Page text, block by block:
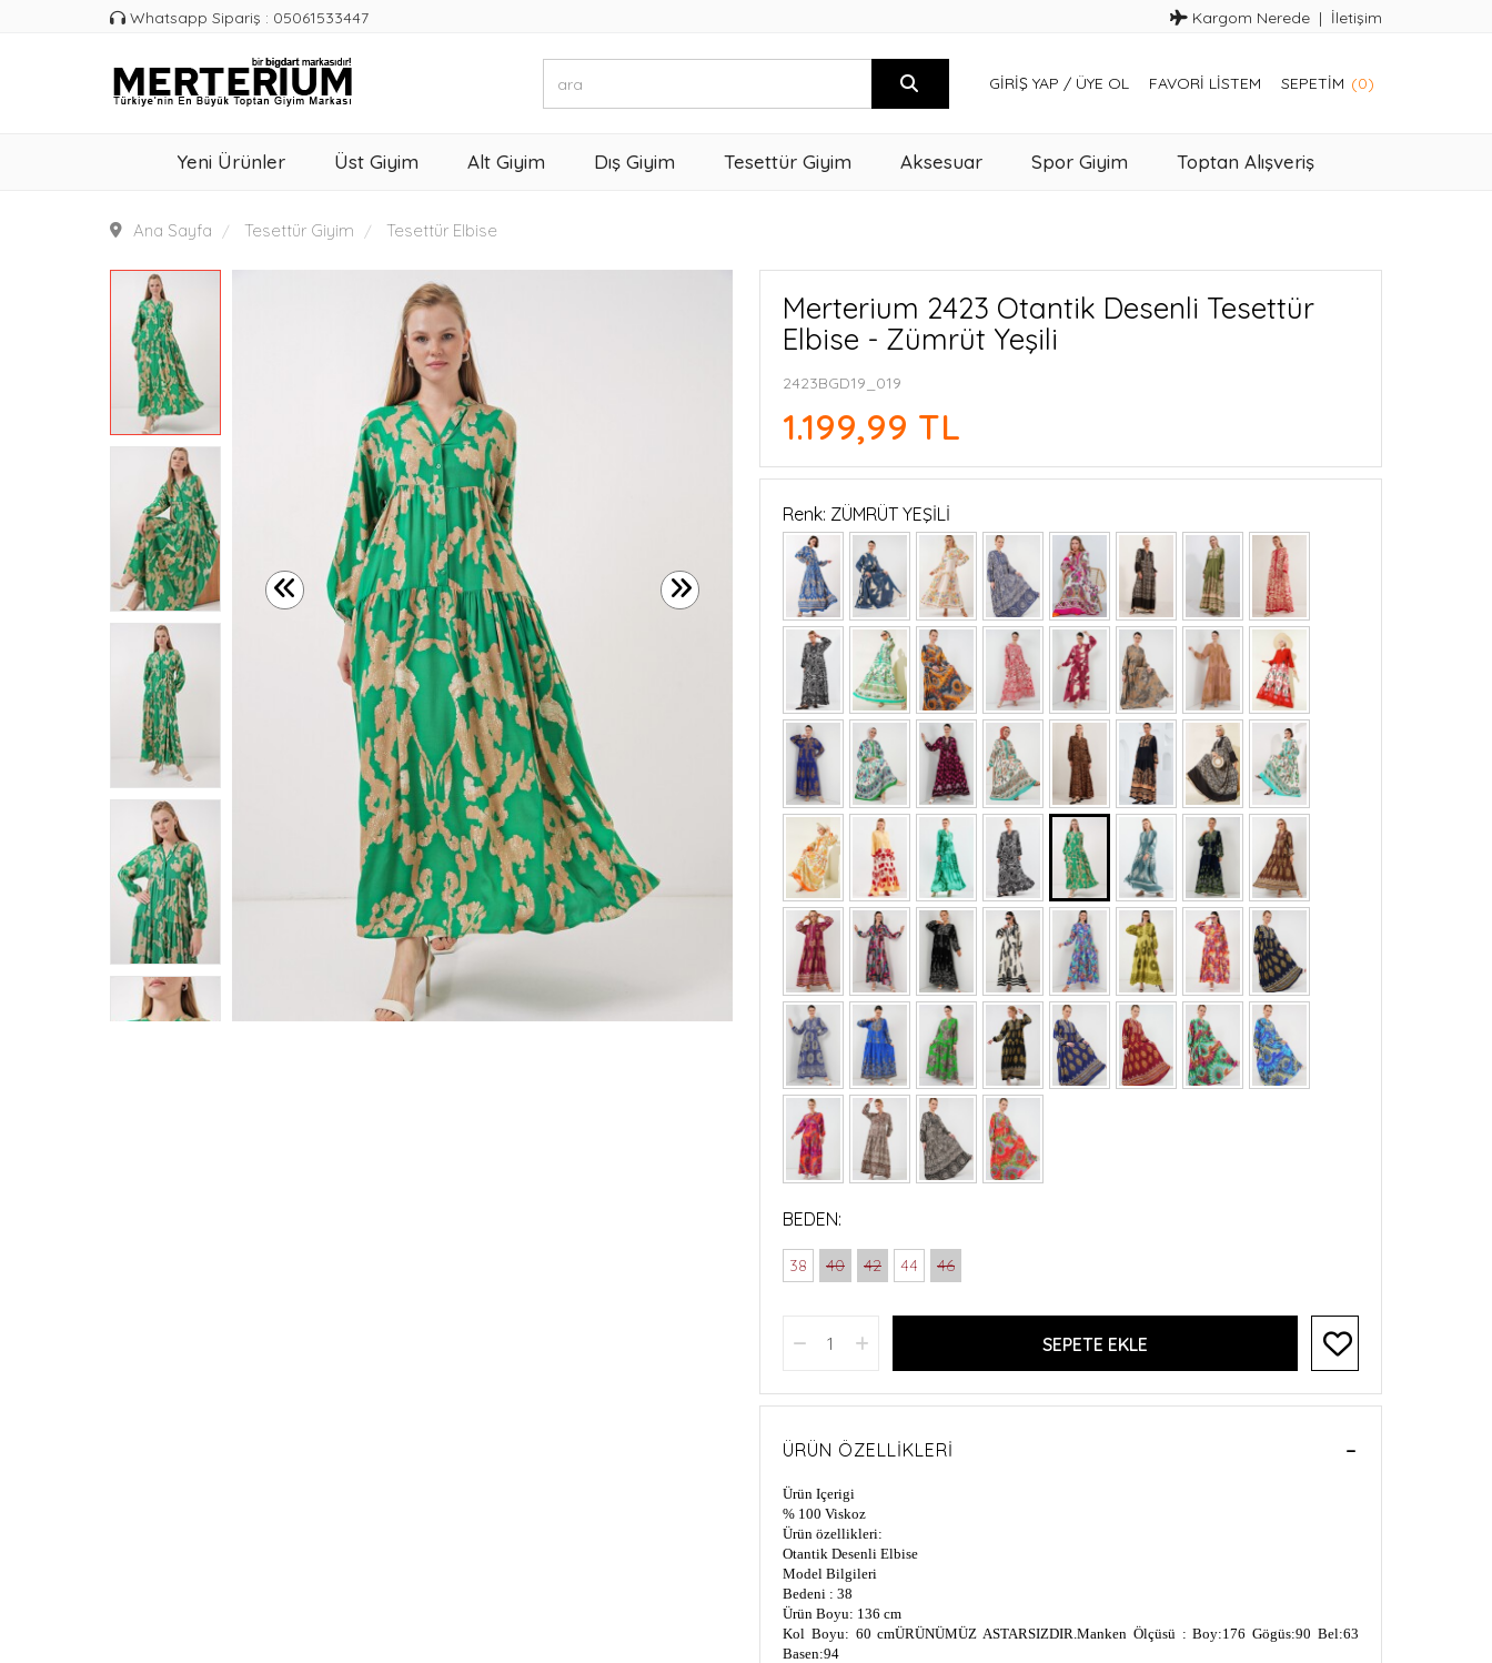
Whatsapp Sipariş : 05061533447 Kargom Nerede İletişim
GIRIŞ YAP / ÜYE OL FAVORI LISTEM SEPETIM (0)
Yeni Ürünler Üst Giyim Alt Giyim Dış Giyim Tesettür Giyim Aksesuar Spor Giyim Toptan Alışveriş
Ana Sayfa Tesettür Giyim Tesettür Elbise
Merterium 2423 Otantik Desenli Tesettür
Elbise - Zümrüt Yeşili
2423BGD19_019
1.199,99 TL
Renk: ZÜMRÜT YEŞİLİ
BEDEN:
38 40 42 44 46
SEPETE EKLE
ÜRÜN ÖZELLIKLERI
Ürün Içerigi
% 100 Viskoz
Ürün özellikleri:
Otantik Desenli Elbise
Model Bilgileri
Bedeni : 38
Ürün Boyu: 136 cm
Kol Boyu: 60 cmÜRÜNÜMÜZ ASTARSIZDIR.Manken Ölçüsü : Boy:176 Gögüs:90 Bel:63
Basen:94